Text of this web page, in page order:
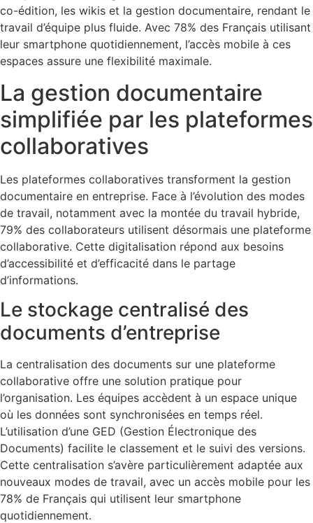
co-édition, les wikis et la gestion documentaire, rendant le
travail d’équipe plus fluide. Avec 78% des Français utilisant
leur smartphone quotidiennement, l’accès mobile à ces
espaces assure une flexibilité maximale.
La gestion documentaire
simplifiée par les plateformes
collaboratives
Les plateformes collaboratives transforment la gestion
documentaire en entreprise. Face à l’évolution des modes
de travail, notamment avec la montée du travail hybride,
79% des collaborateurs utilisent désormais une plateforme
collaborative. Cette digitalisation répond aux besoins
d’accessibilité et d’efficacité dans le partage
d’informations.
Le stockage centralisé des
documents d’entreprise
La centralisation des documents sur une plateforme
collaborative offre une solution pratique pour
l’organisation. Les équipes accèdent à un espace unique
où les données sont synchronisées en temps réel.
L’utilisation d’une GED (Gestion Électronique des
Documents) facilite le classement et le suivi des versions.
Cette centralisation s’avère particulièrement adaptée aux
nouveaux modes de travail, avec un accès mobile pour les
78% de Français qui utilisent leur smartphone
quotidiennement.